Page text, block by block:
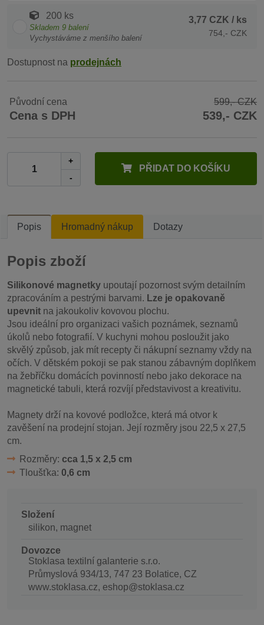
200 ks
Skladem 9 balení
Vychystáváme z menšího balení
3,77 CZK / ks
754,- CZK
Dostupnost na prodejnách
Původní cena 599,- CZK
Cena s DPH 539,- CZK
+
-
PŘIDAT DO KOŠÍKU
Popis Hromadný nákup Dotazy
Popis zboží
Silikonové magnetky upoutají pozornost svým detailním
zpracováním a pestrými barvami. Lze je opakovaně
upevnit na jakoukoliv kovovou plochu.
Jsou ideální pro organizaci vašich poznámek, seznamů
úkolů nebo fotografií. V kuchyni mohou posloužit jako
skvělý způsob, jak mít recepty či nákupní seznamy vždy na
očích. V dětském pokoji se pak stanou zábavným doplňkem
na žebříčku domácích povinností nebo jako dekorace na
magnetické tabuli, která rozvíjí představivost a kreativitu.
Magnety drží na kovové podložce, která má otvor k
zavěšení na prodejní stojan. Její rozměry jsou 22,5 x 27,5
cm.
Rozměry: cca 1,5 x 2,5 cm
Tloušťka: 0,6 cm
Složení
silikon, magnet
Dovozce
Stoklasa textilní galanterie s.r.o.
Průmyslová 934/13, 747 23 Bolatice, CZ
www.stoklasa.cz, eshop@stoklasa.cz